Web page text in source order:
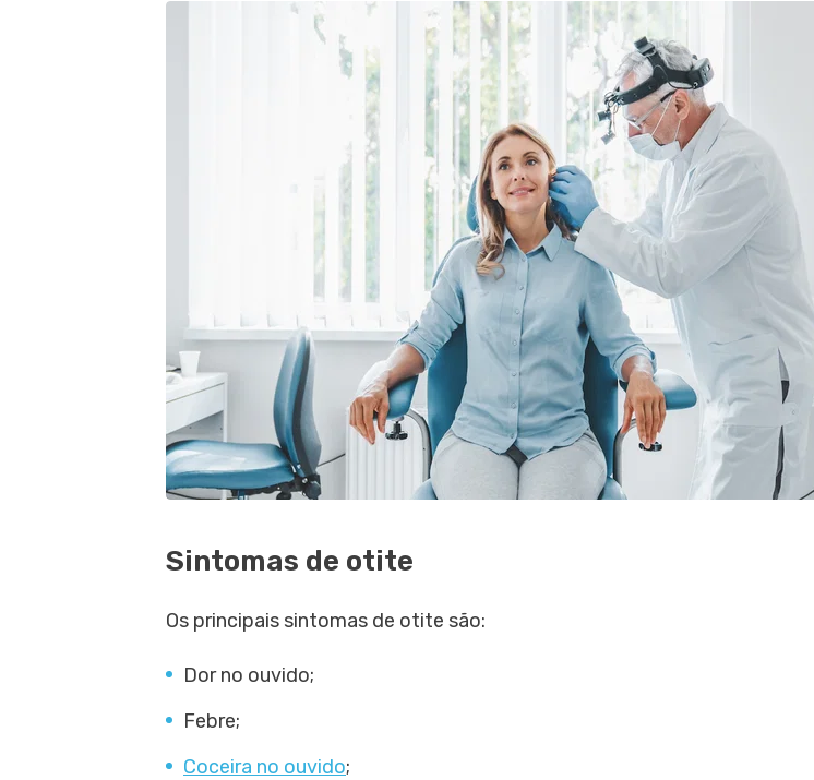
Sintomas de otite
Os principais sintomas de otite são:
Dor no ouvido;
Febre;
Coceira no ouvido;